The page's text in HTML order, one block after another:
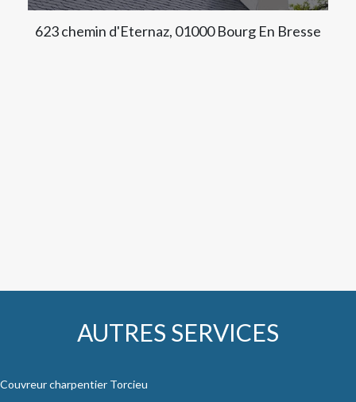
623 chemin d'Eternaz, 01000 Bourg En Bresse
AUTRES SERVICES
Couvreur charpentier Torcieu